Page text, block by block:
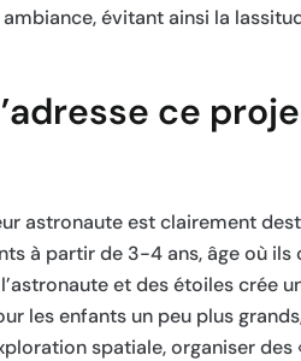
évitant ainsi la
ce
astronaute est clairement
à partir de 3-4 ans, âge où
et des étoiles crée
les enfants un peu plus
spatiale, organiser